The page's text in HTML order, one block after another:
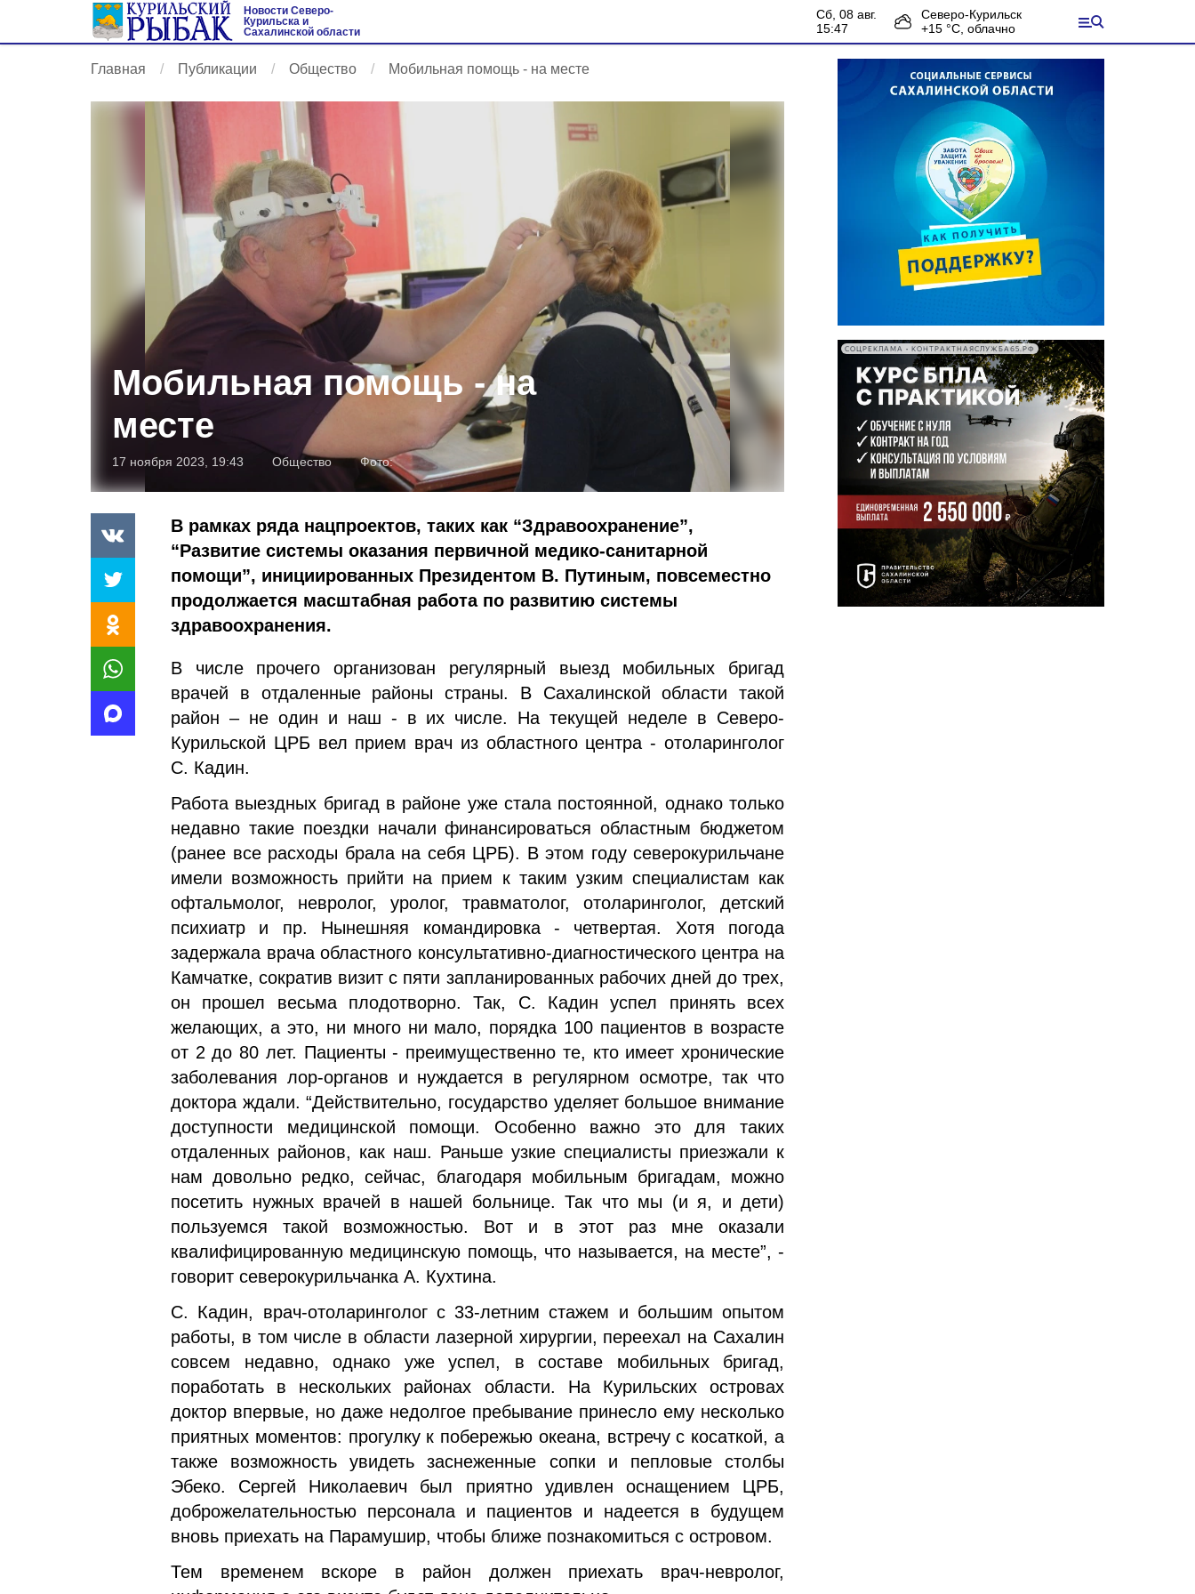
Новости Северо-
Курильска и
Сахалинской области
сб, 08 авг.
15:47
Северо-Курильск
+15 °С, облачно
Главная Публикации Общество Мобильная помощь - на месте
Мобильная помощь - на
месте
17 ноября 2023, 19:43 Общество Фото:
В рамках ряда нацпроектов, таких как “Здравоохранение”,
“Развитие системы оказания первичной медико-санитарной
помощи”, инициированных Президентом В. Путиным, повсеместно
продолжается масштабная работа по развитию системы
здравоохранения.
В числе прочего организован регулярный выезд мобильных бригад
врачей в отдаленные районы страны. В Сахалинской области такой
район – не один и наш - в их числе. На текущей неделе в Северо-
Курильской ЦРБ вел прием врач из областного центра - отоларинголог
С. Кадин.
Работа выездных бригад в районе уже стала постоянной, однако только
недавно такие поездки начали финансироваться областным бюджетом
(ранее все расходы брала на себя ЦРБ). В этом году северокурильчане
имели возможность прийти на прием к таким узким специалистам как
офтальмолог, невролог, уролог, травматолог, отоларинголог, детский
психиатр и пр. Нынешняя командировка - четвертая. Хотя погода
задержала врача областного консультативно-диагностического центра на
Камчатке, сократив визит с пяти запланированных рабочих дней до трех,
он прошел весьма плодотворно. Так, С. Кадин успел принять всех
желающих, а это, ни много ни мало, порядка 100 пациентов в возрасте
от 2 до 80 лет. Пациенты - преимущественно те, кто имеет хронические
заболевания лор-органов и нуждается в регулярном осмотре, так что
доктора ждали. “Действительно, государство уделяет большое внимание
доступности медицинской помощи. Особенно важно это для таких
отдаленных районов, как наш. Раньше узкие специалисты приезжали к
нам довольно редко, сейчас, благодаря мобильным бригадам, можно
посетить нужных врачей в нашей больнице. Так что мы (и я, и дети)
пользуемся такой возможностью. Вот и в этот раз мне оказали
квалифицированную медицинскую помощь, что называется, на месте”, -
говорит северокурильчанка А. Кухтина.
С. Кадин, врач-отоларинголог с 33-летним стажем и большим опытом
работы, в том числе в области лазерной хирургии, переехал на Сахалин
совсем недавно, однако уже успел, в составе мобильных бригад,
поработать в нескольких районах области. На Курильских островах
доктор впервые, но даже недолгое пребывание принесло ему несколько
приятных моментов: прогулку к побережью океана, встречу с косаткой, а
также возможность увидеть заснеженные сопки и пепловые столбы
Эбеко. Сергей Николаевич был приятно удивлен оснащением ЦРБ,
доброжелательностью персонала и пациентов и надеется в будущем
вновь приехать на Парамушир, чтобы ближе познакомиться с островом.
Тем временем вскоре в район должен приехать врач-невролог,
СОЦРЕКЛАМА • КОНТРАКТНАЯСЛУЖБА65.РФ